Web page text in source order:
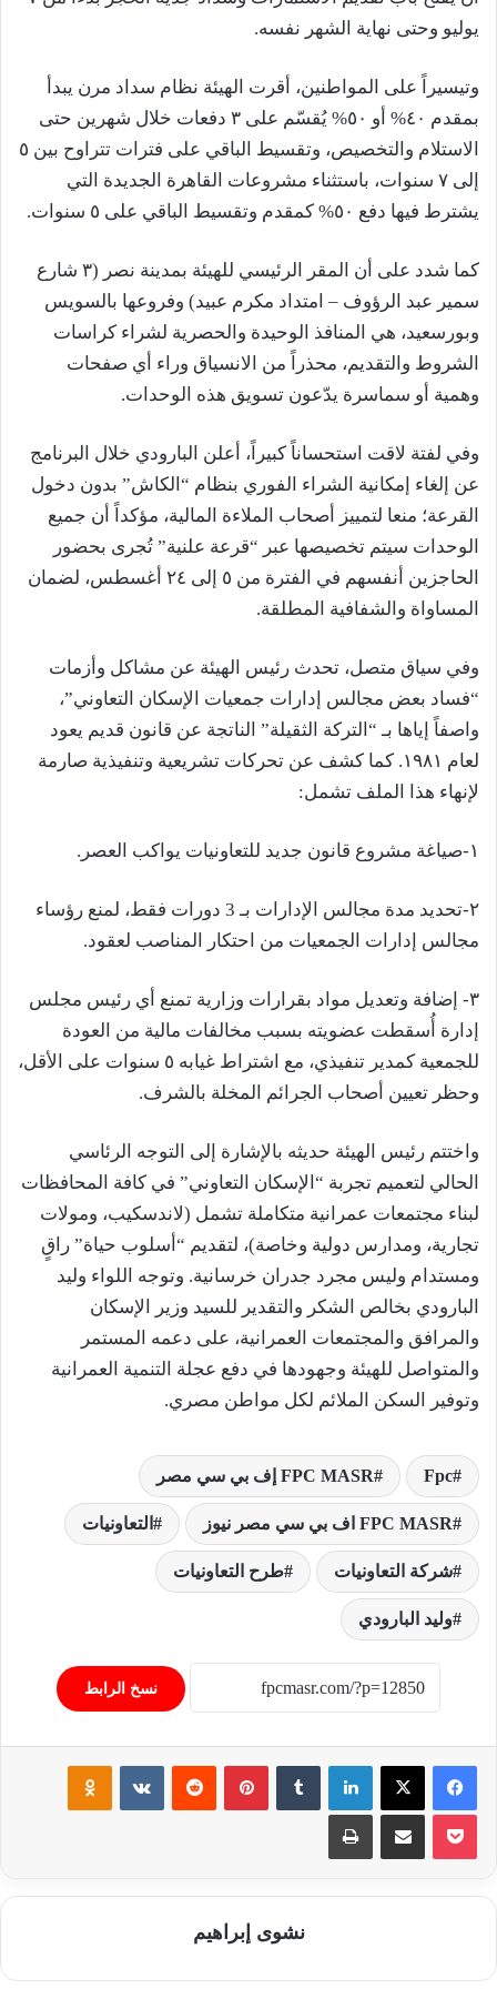
يوليو وحتى نهاية الشهر نفسه.
وتيسيراً على المواطنين، أقرت الهيئة نظام سداد مرن يبدأ
بمقدم ٤٠% أو ٥٠% يُقسّم على ٣ دفعات خلال شهرين حتى
الاستلام والتخصيص، وتقسيط الباقي على فترات تتراوح بين ٥
إلى ٧ سنوات، باستثناء مشروعات القاهرة الجديدة التي
يشترط فيها دفع ٥٠% كمقدم وتقسيط الباقي على ٥ سنوات.
كما شدد على أن المقر الرئيسي للهيئة بمدينة نصر (٣ شارع
سمير عبد الرؤوف – امتداد مكرم عبيد) وفروعها بالسويس
وبورسعيد، هي المنافذ الوحيدة والحصرية لشراء كراسات
الشروط والتقديم، محذراً من الانسياق وراء أي صفحات
وهمية أو سماسرة يدّعون تسويق هذه الوحدات.
وفي لفتة لاقت استحساناً كبيراً، أعلن البارودي خلال البرنامج
عن إلغاء إمكانية الشراء الفوري بنظام “الكاش” بدون دخول
القرعة؛ منعا لتمييز أصحاب الملاءة المالية، مؤكداً أن جميع
الوحدات سيتم تخصيصها عبر “قرعة علنية” تُجرى بحضور
الحاجزين أنفسهم في الفترة من ٥ إلى ٢٤ أغسطس، لضمان
المساواة والشفافية المطلقة.
وفي سياق متصل، تحدث رئيس الهيئة عن مشاكل وأزمات
“فساد بعض مجالس إدارات جمعيات الإسكان التعاوني”،
واصفاً إياها بـ “التركة الثقيلة” الناتجة عن قانون قديم يعود
لعام ١٩٨١. كما كشف عن تحركات تشريعية وتنفيذية صارمة
لإنهاء هذا الملف تشمل:
١-صياغة مشروع قانون جديد للتعاونيات يواكب العصر.
٢-تحديد مدة مجالس الإدارات بـ 3 دورات فقط، لمنع رؤساء
مجالس إدارات الجمعيات من احتكار المناصب لعقود.
٣- إضافة وتعديل مواد بقرارات وزارية تمنع أي رئيس مجلس
إدارة أُسقطت عضويته بسبب مخالفات مالية من العودة
للجمعية كمدير تنفيذي، مع اشتراط غيابه ٥ سنوات على الأقل،
وحظر تعيين أصحاب الجرائم المخلة بالشرف.
واختتم رئيس الهيئة حديثه بالإشارة إلى التوجه الرئاسي
الحالي لتعميم تجربة “الإسكان التعاوني” في كافة المحافظات
لبناء مجتمعات عمرانية متكاملة تشمل (لاندسكيب، ومولات
تجارية، ومدارس دولية وخاصة)، لتقديم “أسلوب حياة” راقٍ
ومستدام وليس مجرد جدران خرسانية. وتوجه اللواء وليد
البارودي بخالص الشكر والتقدير للسيد وزير الإسكان
والمرافق والمجتمعات العمرانية، على دعمه المستمر
والمتواصل للهيئة وجهودها في دفع عجلة التنمية العمرانية
وتوفير السكن الملائم لكل مواطن مصري.
Fpc FPC MASR إف بي سي مصر
FPC MASR اف بي سي مصر نيوز التعاونيات
شركة التعاونيات طرح التعاونيات
وليد البارودي
نسخ الرابط
فيسبوك ‫X لينكدإن بينتيريست
نشوى إبراهيم